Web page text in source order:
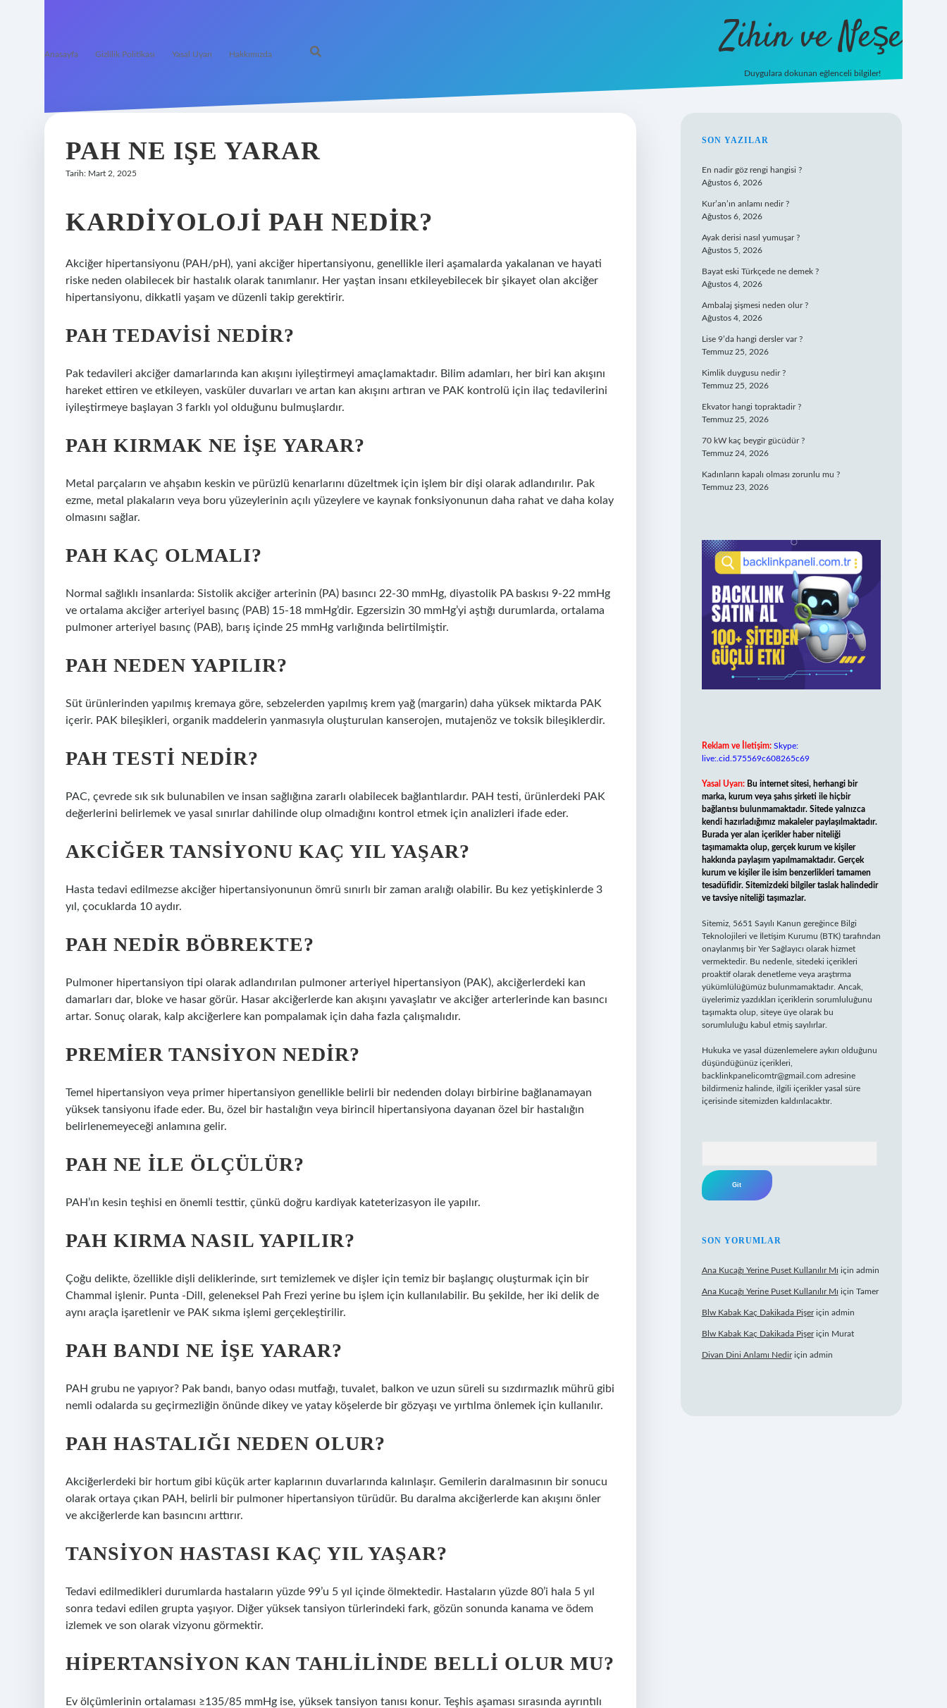
Anasayfa Gizlilik Politikası Yasal Uyarı Hakkımızda Zihin ve Neşe
Duygulara dokunan eğlenceli bilgiler!
PAH NE IŞE YARAR
Tarih: Mart 2, 2025
KARDIYOLOJI PAH NEDIR?
Akciğer hipertansiyonu (PAH/pH), yani akciğer hipertansiyonu, genellikle ileri aşamalarda yakalanan ve hayati
riske neden olabilecek bir hastalık olarak tanımlanır. Her yaştan insanı etkileyebilecek bir şikayet olan akciğer
hipertansiyonu, dikkatli yaşam ve düzenli takip gerektirir.
PAH TEDAVISI NEDIR?
Pak tedavileri akciğer damarlarında kan akışını iyileştirmeyi amaçlamaktadır. Bilim adamları, her biri kan akışını
hareket ettiren ve etkileyen, vasküler duvarları ve artan kan akışını artıran ve PAK kontrolü için ilaç tedavilerini
iyileştirmeye başlayan 3 farklı yol olduğunu bulmuşlardır.
PAH KIRMAK NE IŞE YARAR?
Metal parçaların ve ahşabın keskin ve pürüzlü kenarlarını düzeltmek için işlem bir dişi olarak adlandırılır. Pak
ezme, metal plakaların veya boru yüzeylerinin açılı yüzeylere ve kaynak fonksiyonunun daha rahat ve daha kolay
olmasını sağlar.
PAH KAÇ OLMALI?
Normal sağlıklı insanlarda: Sistolik akciğer arterinin (PA) basıncı 22-30 mmHg, diyastolik PA baskısı 9-22 mmHg
ve ortalama akciğer arteriyel basınç (PAB) 15-18 mmHg’dir. Egzersizin 30 mmHg’yi aştığı durumlarda, ortalama
pulmoner arteriyel basınç (PAB), barış içinde 25 mmHg varlığında belirtilmiştir.
PAH NEDEN YAPILIR?
Süt ürünlerinden yapılmış kremaya göre, sebzelerden yapılmış krem ​​yağ (margarin) daha yüksek miktarda PAK
içerir. PAK bileşikleri, organik maddelerin yanmasıyla oluşturulan kanserojen, mutajenöz ve toksik bileşiklerdir.
PAH TESTI NEDIR?
PAC, çevrede sık sık bulunabilen ve insan sağlığına zararlı olabilecek bağlantılardır. PAH testi, ürünlerdeki PAK
değerlerini belirlemek ve yasal sınırlar dahilinde olup olmadığını kontrol etmek için analizleri ifade eder.
AKCIĞER TANSIYONU KAÇ YIL YAŞAR?
Hasta tedavi edilmezse akciğer hipertansiyonunun ömrü sınırlı bir zaman aralığı olabilir. Bu kez yetişkinlerde 3
yıl, çocuklarda 10 aydır.
PAH NEDIR BÖBREKTE?
Pulmoner hipertansiyon tipi olarak adlandırılan pulmoner arteriyel hipertansiyon (PAK), akciğerlerdeki kan
damarları dar, bloke ve hasar görür. Hasar akciğerlerde kan akışını yavaşlatır ve akciğer arterlerinde kan basıncı
artar. Sonuç olarak, kalp akciğerlere kan pompalamak için daha fazla çalışmalıdır.
PREMIER TANSIYON NEDIR?
Temel hipertansiyon veya primer hipertansiyon genellikle belirli bir nedenden dolayı birbirine bağlanamayan
yüksek tansiyonu ifade eder. Bu, özel bir hastalığın veya birincil hipertansiyona dayanan özel bir hastalığın
belirlenemeyeceği anlamına gelir.
PAH NE ILE ÖLÇÜLÜR?
PAH’ın kesin teşhisi en önemli testtir, çünkü doğru kardiyak kateterizasyon ile yapılır.
PAH KIRMA NASIL YAPILIR?
Çoğu delikte, özellikle dişli deliklerinde, sırt temizlemek ve dişler için temiz bir başlangıç ​​oluşturmak için bir
Chammal işlenir. Punta -Dill, geleneksel Pah Frezi yerine bu işlem için kullanılabilir. Bu şekilde, her iki delik de
aynı araçla işaretlenir ve PAK sıkma işlemi gerçekleştirilir.
PAH BANDI NE IŞE YARAR?
PAH grubu ne yapıyor? Pak bandı, banyo odası mutfağı, tuvalet, balkon ve uzun süreli su sızdırmazlık mührü gibi
nemli odalarda su geçirmezliğin önünde dikey ve yatay köşelerde bir gözyaşı ve yırtılma önlemek için kullanılır.
PAH HASTALIĞI NEDEN OLUR?
Akciğerlerdeki bir hortum gibi küçük arter kaplarının duvarlarında kalınlaşır. Gemilerin daralmasının bir sonucu
olarak ortaya çıkan PAH, belirli bir pulmoner hipertansiyon türüdür. Bu daralma akciğerlerde kan akışını önler
ve akciğerlerde kan basıncını arttırır.
TANSIYON HASTASI KAÇ YIL YAŞAR?
Tedavi edilmedikleri durumlarda hastaların yüzde 99’u 5 yıl içinde ölmektedir. Hastaların yüzde 80’i hala 5 yıl
sonra tedavi edilen grupta yaşıyor. Diğer yüksek tansiyon türlerindeki fark, gözün sonunda kanama ve ödem
izlemek ve son olarak vizyonu görmektir.
HIPERTANSIYON KAN TAHLILINDE BELLI OLUR MU?
Ev ölçümlerinin ortalaması ≥135/85 mmHg ise, yüksek tansiyon tanısı konur. Teşhis aşaması sırasında ayrıntılı
SIDEBAR
SON YAZILAR
En nadir göz rengi hangisi ?
Ağustos 6, 2026
Kur’an’ın anlamı nedir ?
Ağustos 6, 2026
Ayak derisi nasıl yumuşar ?
Ağustos 5, 2026
Bayat eski Türkçede ne demek ?
Ağustos 4, 2026
Ambalaj şişmesi neden olur ?
Ağustos 4, 2026
Lise 9’da hangi dersler var ?
Temmuz 25, 2026
Kimlik duygusu nedir ?
Temmuz 25, 2026
Ekvator hangi topraktadir ?
Temmuz 25, 2026
70 kW kaç beygir gücüdür ?
Temmuz 24, 2026
Kadınların kapalı olması zorunlu mu ?
Temmuz 23, 2026
Reklam ve İletişim: Skype:
live:.cid.575569c608265c69
Yasal Uyarı: Bu internet sitesi, herhangi bir
marka, kurum veya şahıs şirketi ile hiçbir
bağlantısı bulunmamaktadır. Sitede yalnızca
kendi hazırladığımız makaleler paylaşılmaktadır.
Burada yer alan içerikler haber niteliği
taşımamakta olup, gerçek kurum ve kişiler
hakkında paylaşım yapılmamaktadır. Gerçek
kurum ve kişiler ile isim benzerlikleri tamamen
tesadüfidir. Sitemizdeki bilgiler taslak halindedir
ve tavsiye niteliği taşımazlar.
Sitemiz, 5651 Sayılı Kanun gereğince Bilgi
Teknolojileri ve İletişim Kurumu (BTK) tarafından
onaylanmış bir Yer Sağlayıcı olarak hizmet
vermektedir. Bu nedenle, sitedeki içerikleri
proaktif olarak denetleme veya araştırma
yükümlülüğümüz bulunmamaktadır. Ancak,
üyelerimiz yazdıkları içeriklerin sorumluluğunu
taşımakta olup, siteye üye olarak bu
sorumluluğu kabul etmiş sayılırlar.
Hukuka ve yasal düzenlemelere aykırı olduğunu
düşündüğünüz içerikleri,
backlinkpanelicomtr@gmail.com adresine
bildirmeniz halinde, ilgili içerikler yasal süre
içerisinde sitemizden kaldırılacaktır.
SON YORUMLAR
Ana Kucağı Yerine Puset Kullanılır Mı için admin
Ana Kucağı Yerine Puset Kullanılır Mı için Tamer
Blw Kabak Kaç Dakikada Pişeriçin admin
Blw Kabak Kaç Dakikada Pişeriçin Murat
Divan Dini Anlamı Nediriçin admin